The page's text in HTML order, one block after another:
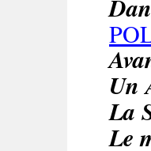
Un
La
Le